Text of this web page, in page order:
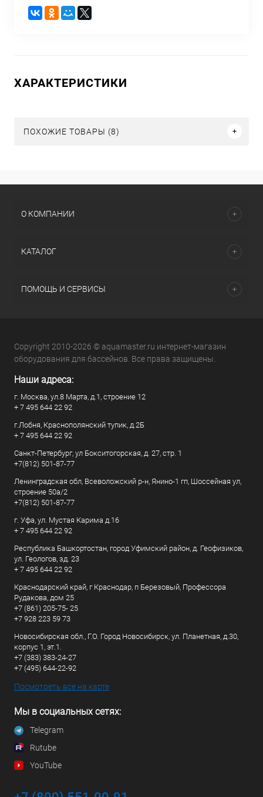
ХАРАКТЕРИСТИКИ
ПОХОЖИЕ ТОВАРЫ (8)
О КОМПАНИИ
КАТАЛОГ
ПОМОЩЬ И СЕРВИСЫ
Copyright 2010-2026 © aquamaster.ru интернет-магазин
оборудования для бассейнов. Все права защищены.
Наши адреса:
г. Москва, ул.8 Марта, д.1, строение 12
+ 7 495 644 22 92
г.Лобня, Краснополянский тупик, д.2Б
+ 7 495 644 22 92
Санкт-Петербург, ул Бокситогорская, д. 27, стр. 1
+7(812) 501-87-77
Ленинградская обл, Всеволожский р-н, Янино-1 гп, Шоссейная ул,
строение 50а/2
+7(812) 501-87-77
г. Уфа, ул. Мустая Карима д.16
+ 7 495 644 22 92
Республика Башкортостан, город Уфимский район, д. Геофизиков,
ул. Геологов, зд. 23
+ 7 495 644 22 92
Краснодарский край, г Краснодар, п Березовый, Профессора
Рудакова, дом 25
+7 (861) 205-75- 25
+7 928 223 59 73
Новосибирская обл., Г.О. Город Новосибирск, ул. Планетная, д.30,
корпус 1, эт.1.
+7 (383) 383-24-27
+7 (495) 644-22-92
Посмотреть все на карте
Мы в социальных сетях:
Telegram
Rutube
YouTube